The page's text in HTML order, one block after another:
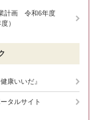
計画 令和6年度
）
康いいだ』
タルサイト